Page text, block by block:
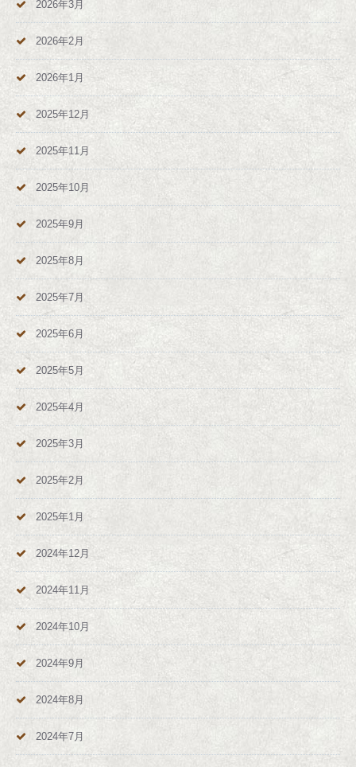
2026年3月
2026年2月
2026年1月
2025年12月
2025年11月
2025年10月
2025年9月
2025年8月
2025年7月
2025年6月
2025年5月
2025年4月
2025年3月
2025年2月
2025年1月
2024年12月
2024年11月
2024年10月
2024年9月
2024年8月
2024年7月